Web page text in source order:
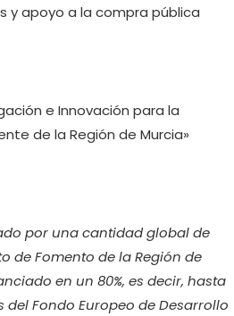
y apoyo a la compra pública
e Innovación para la
de la Región de Murcia»
por una cantidad global de
de Fomento de la Región de
en un 80%, es decir, hasta
del Fondo Europeo de Desarrollo